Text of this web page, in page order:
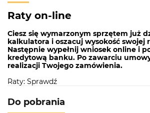
Raty on-line
Ciesz się wymarzonym sprzętem już
kalkulatora i oszacuj wysokość swojej
Następnie wypełnij wniosek online i
kredytową banku. Po zawarciu
realizacji Twojego zamówienia.
Raty: Sprawdź
Do pobrania